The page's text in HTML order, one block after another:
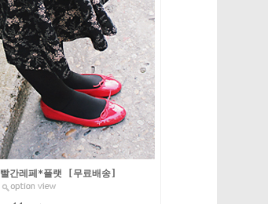
빨간레페*플랫 [무료배송]